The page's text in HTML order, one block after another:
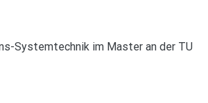
Systemtechnik im Master an der TU